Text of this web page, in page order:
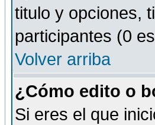
titulo y opciones,
participantes (0
Volver arriba
¿Cómo edito o
Si eres el que